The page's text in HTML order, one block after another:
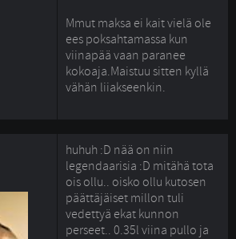
Mmut maksa ei kait vielä ole
ees poksahtamassa kun
viinapää vaan paranee
kokoaja.Maistuu sitten kyllä
vähän liiakseenkin.
huhuh :D nää on niin
legendaarisia :D mitähä tota
ois ollu.. oisko ollu kutosen
päättäjäiset millon tuli
vedettyä ekat kunnon
perseet.. 0.35l viina pullo ja